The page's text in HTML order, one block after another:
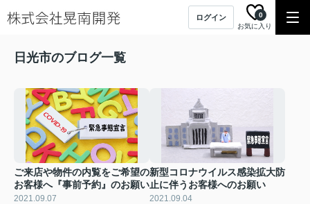
ログイン
お気に入り
0
日光市のブログ一覧
ご来店や物件の内覧をご希望の
お客様へ『事前予約』のお願い
2021.09.07
新型コロナウイルス感染拡大防
止に伴うお客様へのお願い
2021.09.04